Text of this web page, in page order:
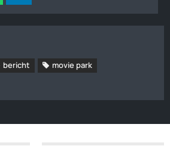
bericht
movie park